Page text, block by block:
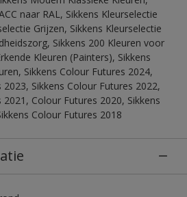
naar RAL, Sikkens Kleurselectie
Grijzen, Sikkens Kleurselectie
Sikkens 200 Kleuren voor
Kleuren (Painters), Sikkens
Sikkens Colour Futures 2024,
Sikkens Colour Futures 2022,
Colour Futures 2020, Sikkens
Colour Futures 2018